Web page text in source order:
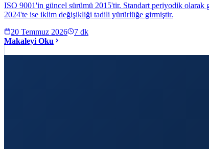
ISO 9001'in güncel sürümü 2015'tir. Standart periyodik olarak
2024'te ise iklim değişikliği tadili yürürlüğe girmiştir.
20 Temmuz 2026
7 dk
Makaleyi Oku